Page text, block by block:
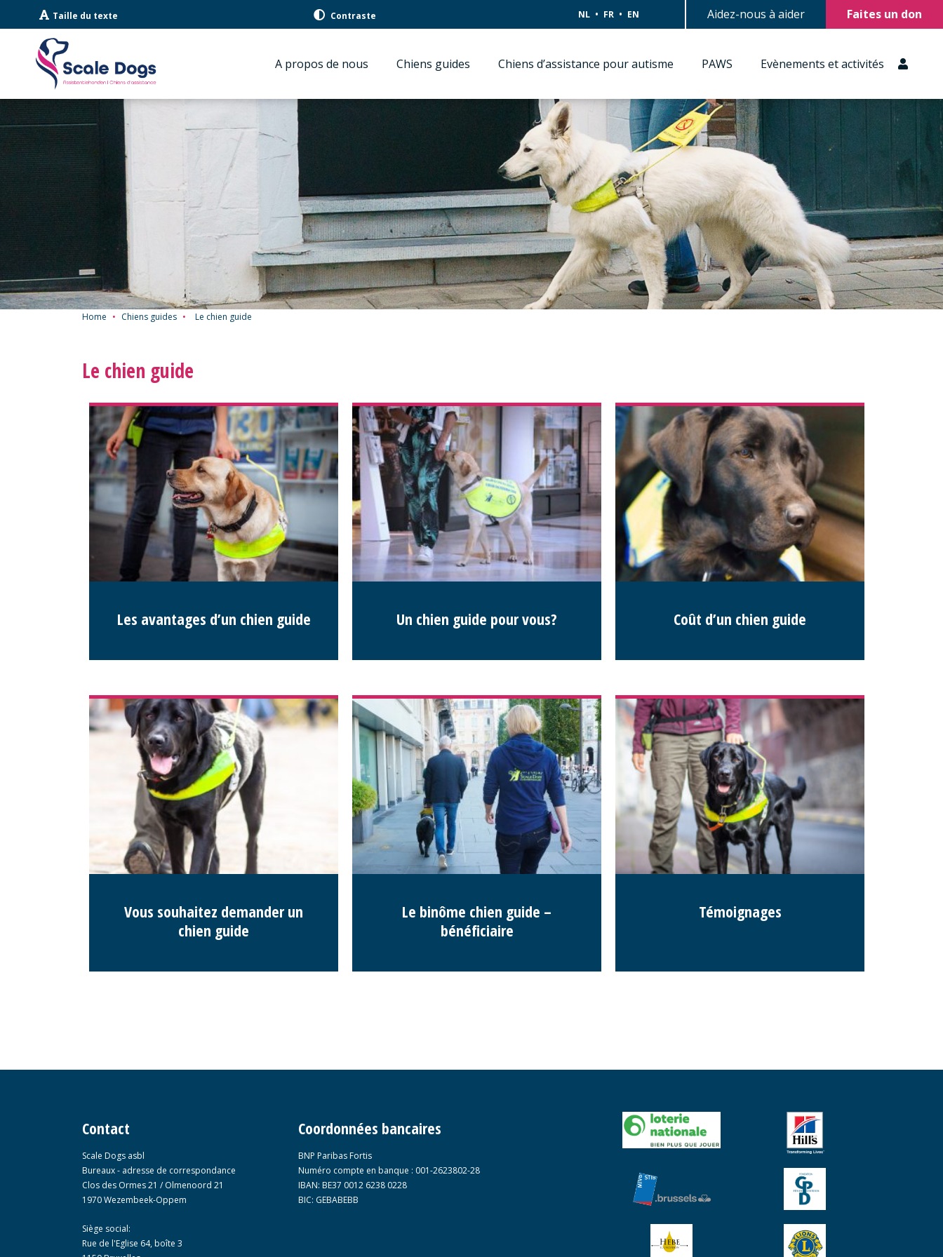
navigation
Taille du texte Contraste NL FR EN Aidez-nous à aider Faites un don
A propos de nous Chiens guides Chiens d’assistance pour autisme PAWS Evènements et activités
Home • Chiens guides • Le chien guide
Le chien guide
Les avantages d’un chien guide Un chien guide pour vous? Coût d’un chien guide
Vous souhaitez demander un
chien guide
Le binôme chien guide –
bénéficiaire
Témoignages
Contact
Scale Dogs asbl
Bureaux - adresse de correspondance
Clos des Ormes 21 / Olmenoord 21
1970 Wezembeek-Oppem
Siège social:
Rue de l'Eglise 64, boîte 3
Coordonnées bancaires
BNP Paribas Fortis
Numéro compte en banque : 001-2623802-28
IBAN: BE37 0012 6238 0228
BIC: GEBABEBB